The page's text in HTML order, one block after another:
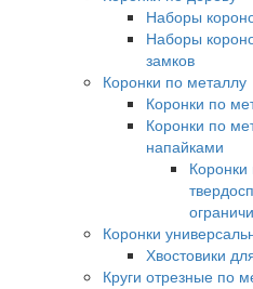
Наборы
Наборы
замков
Коронки по металлу
Коронки по
Коронки по
напайками
Коронки
Хвостовики
Круги отрезные по